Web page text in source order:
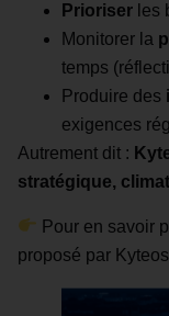
Prioriser les
Monitorer la
temps
Produire des
exigences
Autrement dit :
stratégique,
Pour en savoir
proposé par